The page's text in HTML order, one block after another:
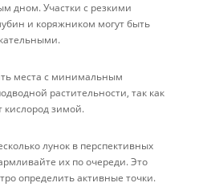
дном. Участки с резкими
и коряжником могут быть
места с минимальным
растительности, так как
кислород зимой.
лунок в перспективных
их по очереди. Это
определить активные точки.